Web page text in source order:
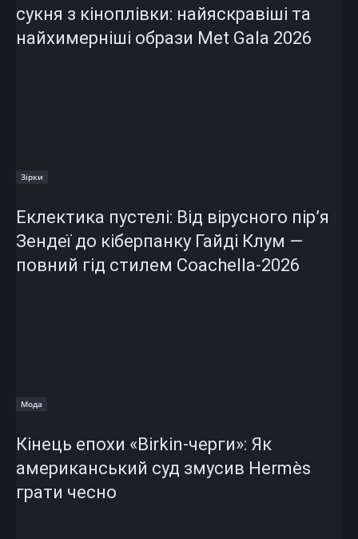
сукня з кіноплівки: найяскравіші та
найхимерніші образи Met Gala 2026
Зірки
Еклектика пустелі: Від вірусного пір’я
Зендеї до кіберпанку Гайді Клум —
повний гід стилем Coachella-2026
Мода
Кінець епохи «Birkin-черги»: Як
американський суд змусив Hermès
грати чесно